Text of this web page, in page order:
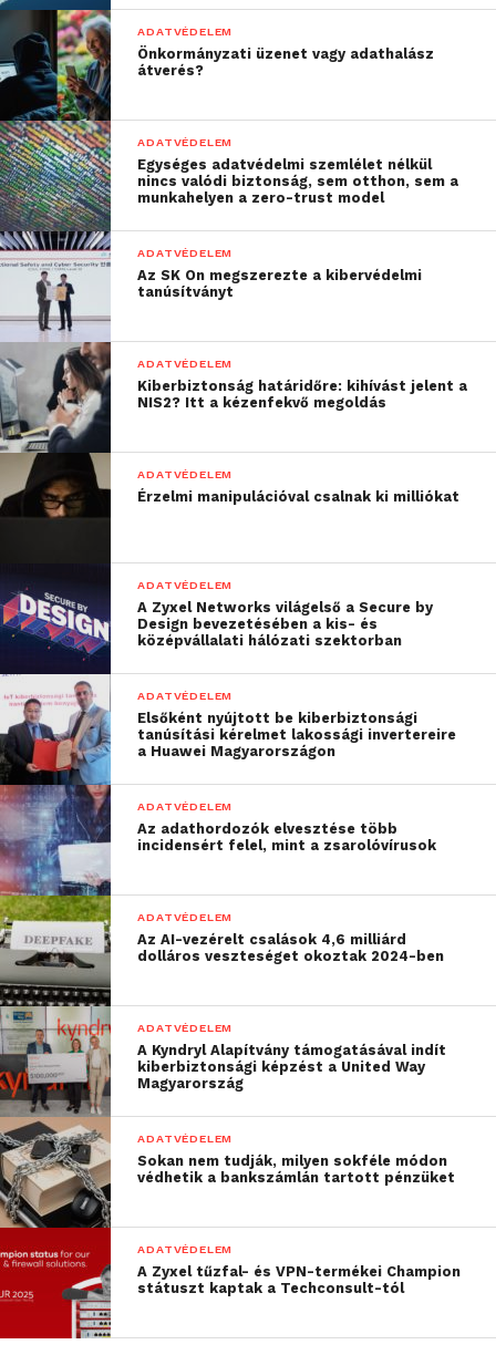
tolakodjanak folyton bele
az életébe”
– fejtette ki Elena Kadocsnyikova, a Kaspersky
termékmarketing menedzsere.
A legegyszerűbben úgy biztosíthatjuk gyermekeink
online biztonságát, ha nyíltan beszélünk velünk
többek között a böngészésről, a játékokról és a
korlátozásokról (és hogy miért van ez utóbbiaknak
értelmük). Arra persze mindig számíthatunk, hogy a
gyerekek megpróbálják a szülők által lefektetett
szabályokat és korlátozásokat megkerülni, éppen
ezért a Kaspersky néhány hasznos tanáccsal szolgál
a beállításokat illetően:
5 tipp a karácsonyra kapott
mobileszköz okos beállításához:
megfelelően
Eltérő szabályok vonatkoznak a mobil
operációsrendszer-fiók létrehozását lehetővé tevő
törvényes korhatárra; néhány európai régióban 14 év
az alsó korhatár. A kiskorúak számára az jelenthet
opciót, ha létrehozunk számukra egy, a szülők
fiókjához kapcsolt külön fiókot. Így nem sértjük
meg a szolgáltatási feltételeket és ellenőrzésünk
alatt tarthatjuk a fiókot, ugyanakkor a gyerekek
minden engedélyezett szolgáltatáshoz
hozzáférhetnek. Biztonsági okokból a szülők
biztonsági értesítést is kaphatnak arról, ha valaki
ismeretlen eszközről jelentkezik be a fiókba, vagy
megpróbálja alaphelyzetbe állítani a jelszót.
Családi csoport beállítása
Családifiók beállításával kezelhetjük a gyermekünk
vásárlásait, továbbá megoszthatunk egymással
játékokat, könyveket és TV-műsorokat– a
médiatartalom így változatos marad és a gyerek
egyedi igényeihez igazodik, ugyanakkor
elkerülhetjük/blokkolhatjuk a szókimondó
tartalmakat és a nem megfelelő alkalmazásokat. A
szülői felügyelet segítségével a használat a
játékoknál és filmeknél meghatározott korhatárhoz
igazítható.
ADATVÉDELEM
Önkormányzati üzenet vagy adathalász
átverés?
ADATVÉDELEM
Egységes adatvédelmi szemlélet nélkül
nincs valódi biztonság, sem otthon, sem a
munkahelyen a zero-trust model
ADATVÉDELEM
Az SK On megszerezte a kibervédelmi
tanúsítványt
ADATVÉDELEM
Kiberbiztonság határidőre: kihívást jelent a
NIS2? Itt a kézenfekvő megoldás
ADATVÉDELEM
Érzelmi manipulációval csalnak ki milliókat
ADATVÉDELEM
A Zyxel Networks világelső a Secure by
Design bevezetésében a kis- és
középvállalati hálózati szektorban
ADATVÉDELEM
Elsőként nyújtott be kiberbiztonsági
tanúsítási kérelmet lakossági invertereire
a Huawei Magyarországon
ADATVÉDELEM
Az adathordozók elvesztése több
incidensért felel, mint a zsarolóvírusok
ADATVÉDELEM
Az AI-vezérelt csalások 4,6 milliárd
dolláros veszteséget okoztak 2024-ben
ADATVÉDELEM
A Kyndryl Alapítvány támogatásával indít
kiberbiztonsági képzést a United Way
Magyarország
ADATVÉDELEM
Sokan nem tudják, milyen sokféle módon
védhetik a bankszámlán tartott pénzüket
ADATVÉDELEM
A Zyxel tűzfal- és VPN-termékei Champion
státuszt kaptak a Techconsult-tól